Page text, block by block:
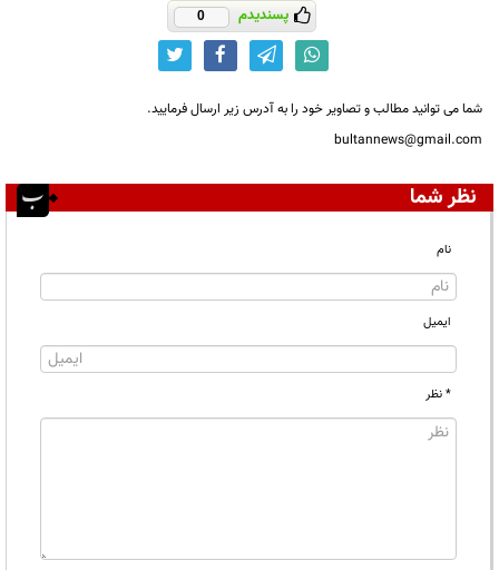
پسندیدم 0
شما می توانید مطالب و تصاویر خود را به آدرس زیر ارسال فرمایید.
bultannews@gmail.com
نظر شما
نام
ایمیل
* نظر